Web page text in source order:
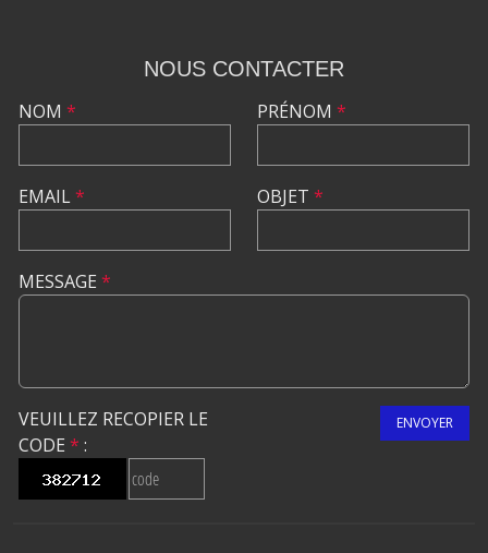
NOUS CONTACTER
NOM *
EMAIL*
PRÉNOM *
OBJET *
MESSAGE *
VEUILLEZ RECOPIER LE
CODE * :
ENVOYER